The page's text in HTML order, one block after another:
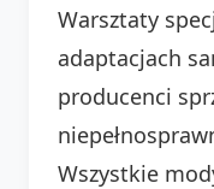
Warsztaty
adaptacjach
producenci
Wszystkie